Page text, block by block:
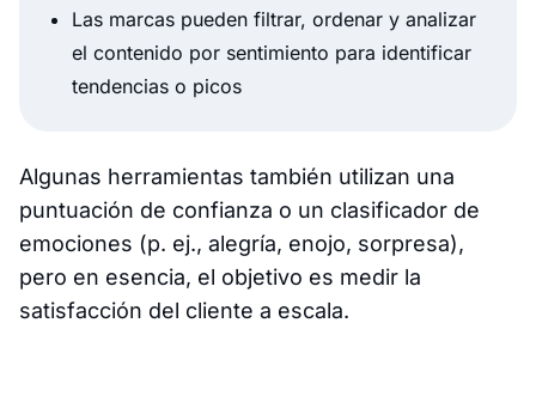
Las marcas pueden filtrar, ordenar y analizar
el contenido por sentimiento para identificar
tendencias o picos
Algunas herramientas también utilizan una
puntuación de confianza o un clasificador de
emociones (p. ej., alegría, enojo, sorpresa),
pero en esencia, el objetivo es medir la
satisfacción del cliente a escala.